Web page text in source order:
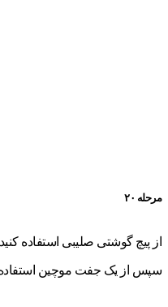
مرحله ۲۰
از پیچ گوشتی صلیبی استفاده
سپس از یک جفت موچین استفاده